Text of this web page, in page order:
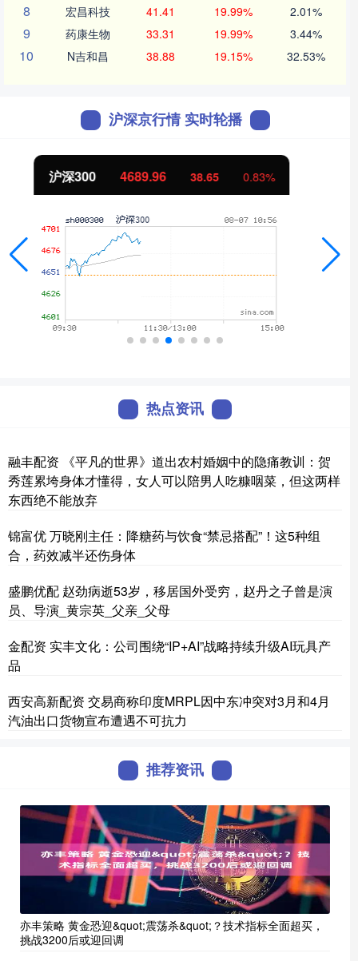
8 宏昌科技 41.41 19.99% 2.01%
9 药康生物 33.31 19.99% 3.44%
10 N吉和昌 38.88 19.15% 32.53%
沪深京行情 实时轮播
北证50 1122.58 -0.30 -0.03%
热点资讯
融丰配资 《平凡的世界》道出农村婚姻中的隐痛教训：贺
秀莲累垮身体才懂得，女人可以陪男人吃糠咽菜，但这两样
东西绝不能放弃
锦富优 万晓刚主任：降糖药与饮食“禁忌搭配”！这5种组
合，药效减半还伤身体
盛鹏优配 赵劲病逝53岁，移居国外受穷，赵丹之子曾是演
员、导演_黄宗英_父亲_父母
金配资 实丰文化：公司围绕“IP+AI”战略持续升级AI玩具产
品
西安高新配资 交易商称印度MRPL因中东冲突对3月和4月
汽油出口货物宣布遭遇不可抗力
推荐资讯
亦丰策略 黄金恐迎&quot;震荡杀&quot;？技术指标全面超买，
挑战3200后或迎回调